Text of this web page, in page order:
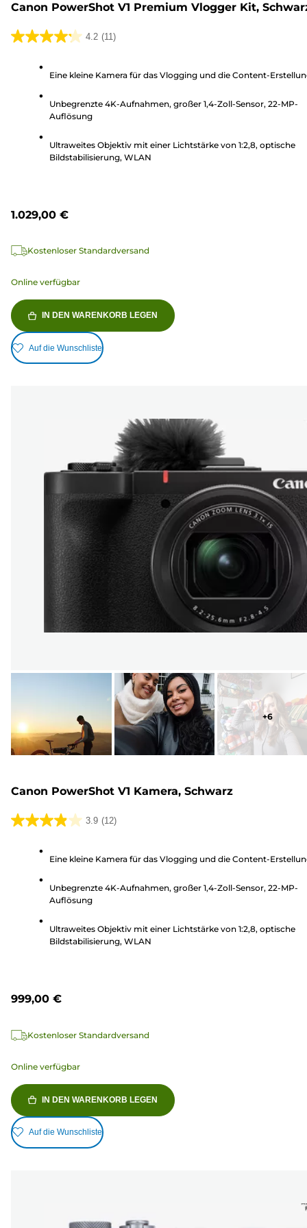
Canon PowerShot V1 Premium Vlogger Kit,
4.2 (11)
4.2
Sternen.
Bewertungen
Eine kleine Kamera für das Vlogging und die Content-
Unbegrenzte 4K-Aufnahmen, großer 1,4-Zoll-Sensor, 22-MP-
Auflösung
Ultraweites Objektiv mit einer Lichtstärke von 1:2,8, optische
Bildstabilisierung, WLAN
1.029,00 €
Kostenloser Standardversand
Online verfügbar
IN DEN WARENKORB LEGEN
Auf die Wunschliste
+6
Canon PowerShot V1 Kamera, Schwarz
3.9 (12)
3.9
Sternen.
Eine kleine Kamera für das Vlogging und die Content-
Unbegrenzte 4K-Aufnahmen, großer 1,4-Zoll-Sensor, 22-MP-
Auflösung
Ultraweites Objektiv mit einer Lichtstärke von 1:2,8, optische
Bildstabilisierung, WLAN
999,00 €
Kostenloser Standardversand
Online verfügbar
IN DEN WARENKORB LEGEN
Auf die Wunschliste